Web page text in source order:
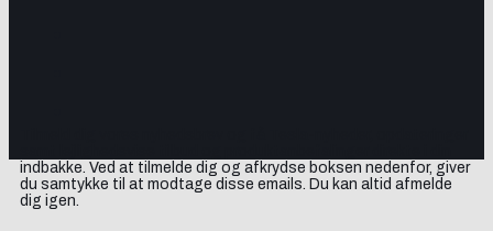
indbakke. Ved at tilmelde dig og afkrydse boksen nedenfor, giver
du samtykke til at modtage disse emails. Du kan altid afmelde
dig igen.